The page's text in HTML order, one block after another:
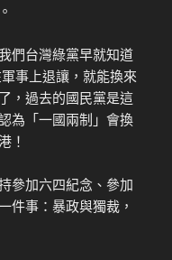
們台灣綠黨早就知道
事上退讓，就能換來
，過去的國民黨是這
為「一國兩制」會換
！
參加六四紀念、參加
件事：暴政與獨裁，